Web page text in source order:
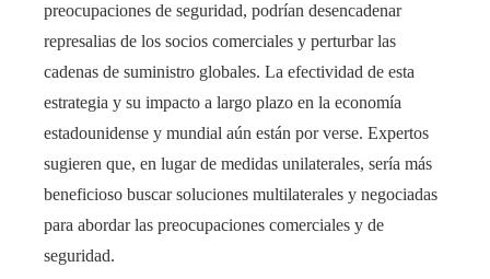
preocupaciones de seguridad, podrían desencadenar
represalias de los socios comerciales y perturbar las
cadenas de suministro globales. La efectividad de esta
estrategia y su impacto a largo plazo en la economía
estadounidense y mundial aún están por verse. Expertos
sugieren que, en lugar de medidas unilaterales, sería más
beneficioso buscar soluciones multilaterales y negociadas
para abordar las preocupaciones comerciales y de
seguridad.